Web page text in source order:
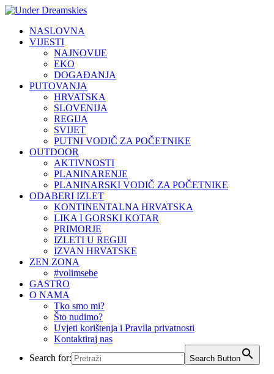
NASLOVNA
VIJESTI
NAJNOVIJE
EKO
DOGAĐANJA
PUTOVANJA
HRVATSKA
SLOVENIJA
REGIJA
SVIJET
PUTNI VODIČ ZA POČETNIKE
OUTDOOR
AKTIVNOSTI
PLANINARENJE
PLANINARSKI VODIČ ZA POČETNIKE
ODABERI IZLET
KONTINENTALNA HRVATSKA
LIKA I GORSKI KOTAR
PRIMORJE
IZLETI U REGIJI
IZVAN HRVATSKE
ZEN ZONA
#volimsebe
GASTRO
O NAMA
Tko smo mi?
Što nudimo?
Uvjeti korištenja i Pravila privatnosti
Kontaktiraj nas
Search for:
Search Button